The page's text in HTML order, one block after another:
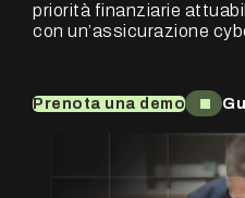
priorità finanziarie
con un’assicurazione
Prenota una demo